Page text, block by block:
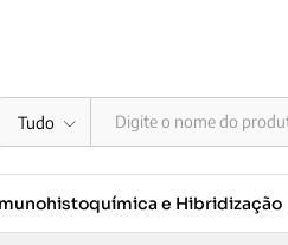
Tudo
e Hibridização